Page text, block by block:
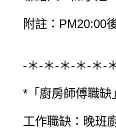
附註：PM20:00
-＊-＊-＊-＊-＊-
*「廚房師傅職缺
工作職缺：晚班